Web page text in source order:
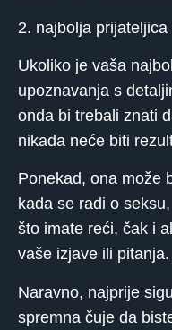
2. najbolja prijateljica
Ukoliko je vaša
upoznavanja s
onda bi trebali znati
nikada neće biti
Ponekad, ona može
kada se radi o
što imate reći, čak i
vaše izjave ili pitanja.
Naravno, najprije
spremna čuje da